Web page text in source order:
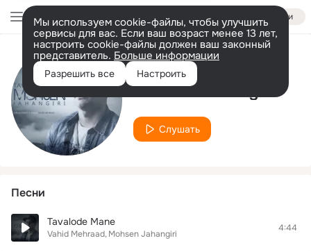
Войти
Мы используем cookie-файлы, чтобы улучшить
сервисы для вас. Если ваш возраст менее 13 лет,
настроить cookie-файлы должен ваш законный
представитель. Больше информации
Разрешить все Настроить
Исполнитель
Mohsen Jahangiri
Слушать
Песни
Tavalode Mane
Vahid Mehraad Mohsen Jahangiri
4:44